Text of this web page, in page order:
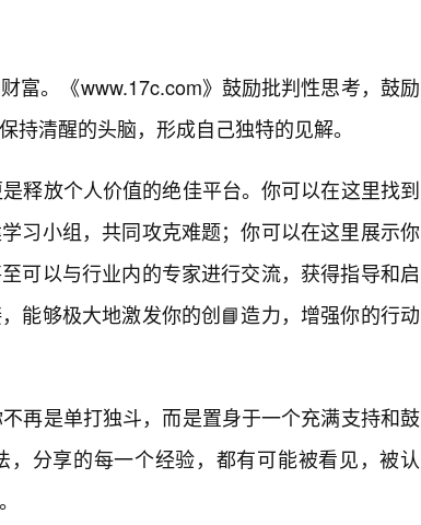
富。《www.17c.com》鼓励批判性思考，鼓励
清醒的头脑，形成自己独特的见解。
释放个人价值的绝佳平台。你可以在这里找到
习小组，共同攻克难题；你可以在这里展示你
可以与行业内的专家进行交流，获得指导和启
能够极大地激发你的创📘造力，增强你的行动
再是单打独斗，而是置身于一个充满支持和鼓
分享的每一个经验，都有可能被看见，被认